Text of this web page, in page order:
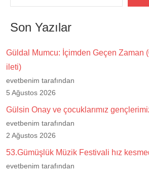
Son Yazılar
Güldal Mumcu: İçimden Geçen Zaman
ileti)
evetbenim tarafından
5 Ağustos 2026
Gülsin Onay ve çocuklarımız
evetbenim tarafından
2 Ağustos 2026
53.Gümüşlük Müzik Festivali hız
evetbenim tarafından